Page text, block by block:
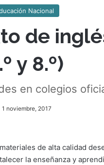
Nacional
de
y 8.º)
en colegios
1 noviembre, 2017
de alta calidad
la enseñanza y